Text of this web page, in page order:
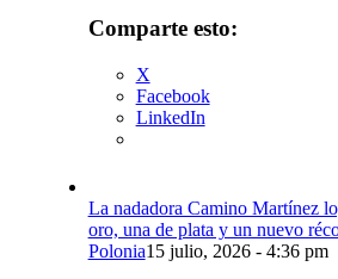
Comparte esto:
X
Facebook
LinkedIn
La nadadora Camino Martínez
oro, una de plata y un nuevo
Polonia15 julio, 2026 - 4:36 pm